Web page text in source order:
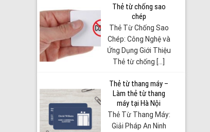
Thẻ từ chống sao
chép
Thẻ Từ Chống Sao
Chép: Công Nghệ và
Ứng Dụng Giới Thiệu
Thẻ từ chống [...]
Thẻ từ thang máy –
Làm thẻ từ thang
máy tại Hà Nội
Thẻ Từ Thang Máy:
Giải Pháp An Ninh